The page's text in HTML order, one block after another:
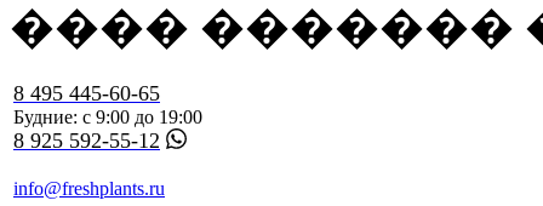
���� �������
8 495 445-60-65
Будние: с 9:00 до 19:00
8 925 592-55-12
info@freshplants.ru